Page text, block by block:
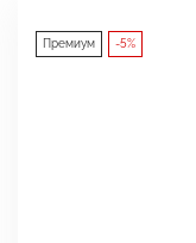
Премиум -5%